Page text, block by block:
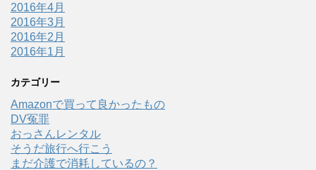
2016年4月
2016年3月
2016年2月
2016年1月
カテゴリー
Amazonで買って良かったもの
DV冤罪
おっさんレンタル
そうだ旅行へ行こう
まだ介護で消耗しているの？